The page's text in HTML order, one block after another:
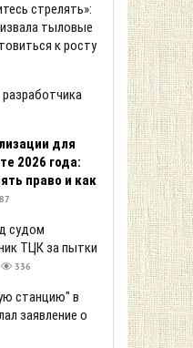
стрелять»:
тыловые
к росту
для
2026 года:
право и как
судом
ТЦК за пытки
336
станцию" в
заявление о